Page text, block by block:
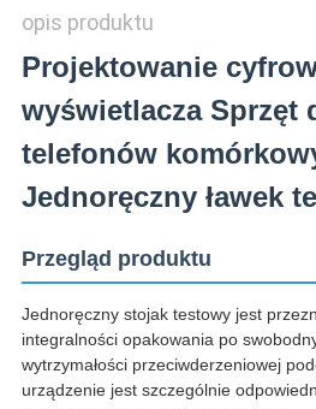
opis produktu
Projektowanie
wyświetlacza Sprzęt
telefonów
Jednoręczny ławek
Przegląd produktu
Jednoręczny stojak testowy jest
integralności opakowania po
wytrzymałości przeciwderzeniowej
urządzenie jest szczególnie